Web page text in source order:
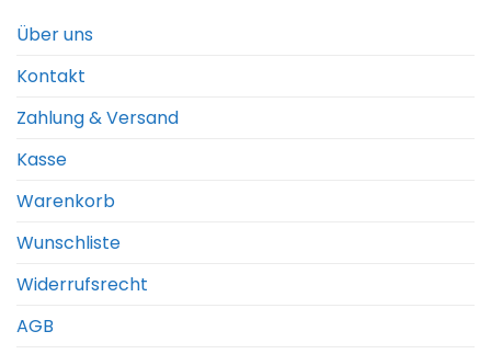
Über uns
Kontakt
Zahlung & Versand
Kasse
Warenkorb
Wunschliste
Widerrufsrecht
AGB